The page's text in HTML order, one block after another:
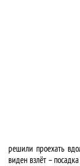
решили проехать
виден взлёт –